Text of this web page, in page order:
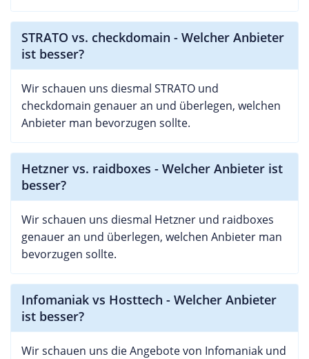
STRATO vs. checkdomain - Welcher Anbieter
ist besser?
Wir schauen uns diesmal STRATO und
checkdomain genauer an und überlegen, welchen
Anbieter man bevorzugen sollte.
Hetzner vs. raidboxes - Welcher Anbieter ist
besser?
Wir schauen uns diesmal Hetzner und raidboxes
genauer an und überlegen, welchen Anbieter man
bevorzugen sollte.
Infomaniak vs Hosttech - Welcher Anbieter
ist besser?
Wir schauen uns die Angebote von Infomaniak und